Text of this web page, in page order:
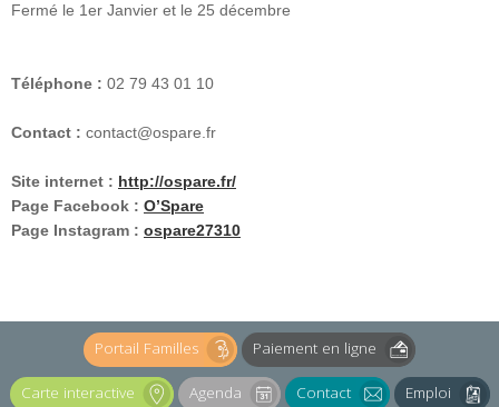
Fermé le 1er Janvier et le 25 décembre
Téléphone : 02 79 43 01 10
Contact : contact@ospare.fr
Site internet : http://ospare.fr/
Page Facebook : O’Spare
Page Instagram : ospare27310
Portail Familles Paiement en ligne
Carte interactive Agenda Contact Emploi